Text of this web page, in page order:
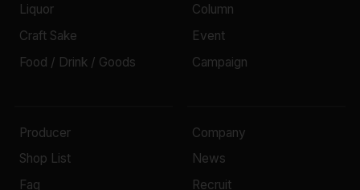
Liquor
Craft Sake
Food / Drink / Goods
Column
Event
Campaign
Producer
Shop List
Faq
Company
News
Recruit